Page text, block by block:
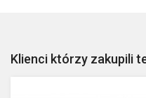
Klienci którzy zakupili